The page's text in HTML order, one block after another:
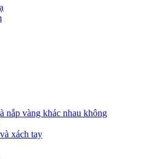
nắp vàng khác nhau không
xách tay